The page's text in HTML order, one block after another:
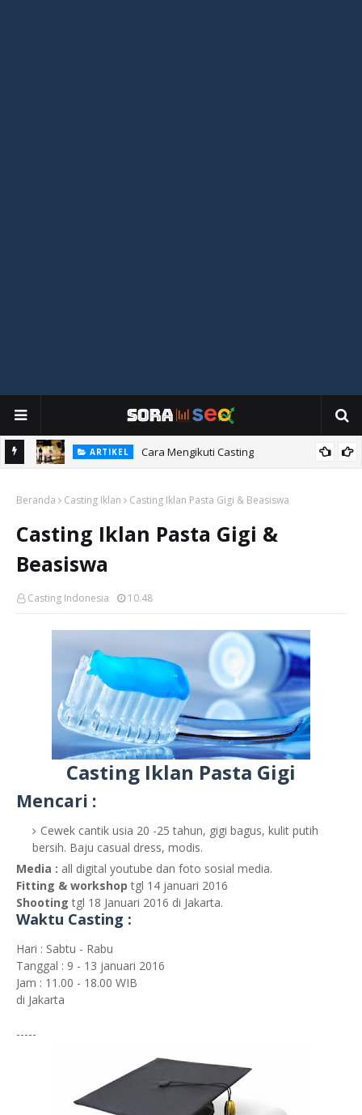
ARTIKEL Cara Mengikuti Casting
Beranda Casting Iklan Casting Iklan Pasta Gigi & Beasiswa
Casting Iklan Pasta Gigi &
Beasiswa
Casting Indonesia 10.48
Casting Iklan Pasta Gigi
Mencari :
Cewek cantik usia 20 -25 tahun, gigi bagus, kulit putih
bersih. Baju casual dress, modis.
Media : all digital youtube dan foto sosial media.
Fitting & workshop tgl 14 januari 2016
Shooting tgl 18 Januari 2016 di Jakarta.
Waktu Casting :
Hari : Sabtu - Rabu
Tanggal : 9 - 13 januari 2016
Jam : 11.00 - 18.00 WIB
di Jakarta
-----